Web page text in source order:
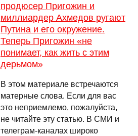
продюсер Пригожин и
миллиардер Ахмедов ругают
Путина и его окружение.
Теперь Пригожин «не
понимает, как жить с этим
дерьмом»
В этом материале встречаются
матерные слова. Если для вас
это неприемлемо, пожалуйста,
не читайте эту статью. В СМИ и
телеграм-каналах широко